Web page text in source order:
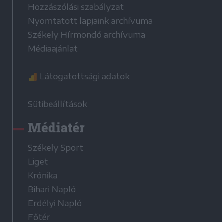
Hozzászólási szabályzat
Nyomtatott lapjaink archívuma
Székely Hírmondó archívuma
Médiaajánlat
Látogatottsági adatok
Sütibeállítások
Médiatér
Székely Sport
Liget
Krónika
Bihari Napló
Erdélyi Napló
Főtér